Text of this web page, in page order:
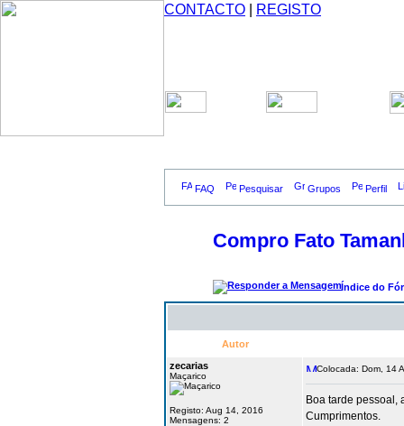
CONTACTO REGISTO
FAQ Pesquisar Grupos Perfil
Compro Fato
Índice do
Autor
zecarias
Maçarico
Registo: Aug 14, 2016
Mensagens: 2
Colocada: Dom, 14
Boa tarde pessoal,
Cumprimentos.